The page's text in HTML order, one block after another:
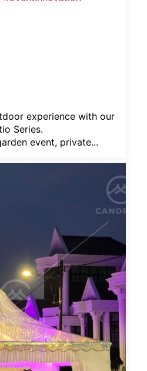
experience with our
Series.
event, private...